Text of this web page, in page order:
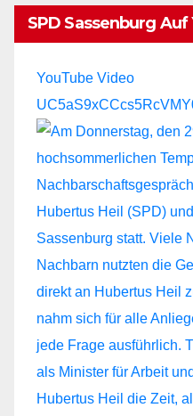
SPD Sassenburg Auf
YouTube Video